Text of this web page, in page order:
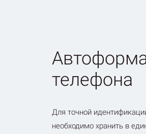
телефона
Для точной
необходимо хранить в